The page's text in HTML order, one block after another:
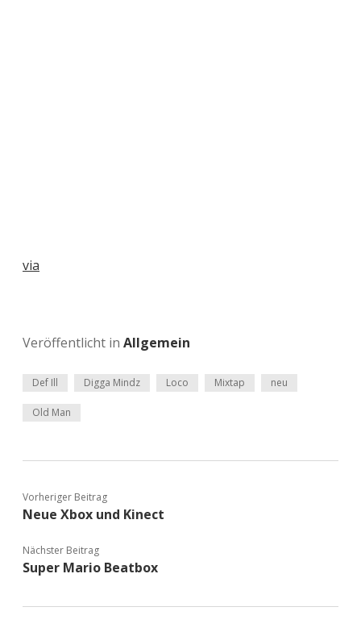
via
Veröffentlicht in Allgemein
Def Ill Digga Mindz Loco Mixtap neu
Old Man
Vorheriger Beitrag
Neue Xbox und Kinect
Nächster Beitrag
Super Mario Beatbox